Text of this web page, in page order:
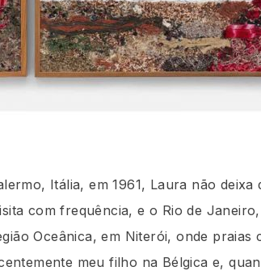
Itália, em 1961, Laura não
com frequência, e o Rio de
Oceânica, em Niterói, onde praias
meu filho na Bélgica e,